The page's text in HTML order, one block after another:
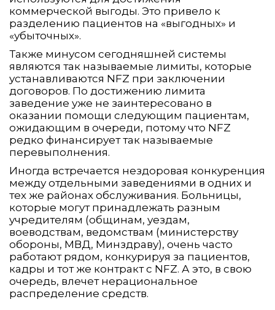
коммерческой выгоды. Это привело к
разделению пациентов на «выгодных» и
«убыточных».
Также минусом сегодняшней системы
являются так называемые лимиты, которые
устанавливаются NFZ при заключении
договоров. По достижению лимита
заведение уже не заинтересовано в
оказании помощи следующим пациентам,
ожидающим в очереди, потому что NFZ
редко финансирует так называемые
перевыполнения.
Иногда встречается нездоровая конкуренция
между отдельными заведениями в одних и
тех же районах обслуживания. Больницы,
которые могут принадлежать разным
учредителям (общинам, уездам,
воеводствам, ведомствам (министерству
обороны, МВД, Минздраву), очень часто
работают рядом, конкурируя за пациентов,
кадры и тот же контракт с NFZ. А это, в свою
очередь, влечет нерациональное
распределение средств.